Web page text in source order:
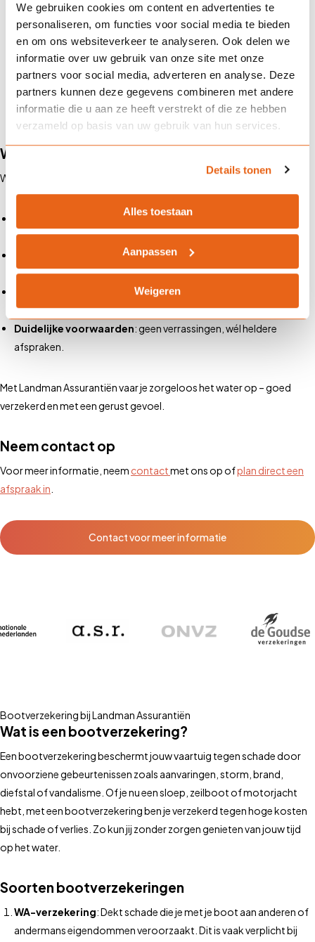
We gebruiken cookies om content en advertenties te
personaliseren, om functies voor social media te bieden
en om ons websiteverkeer te analyseren. Ook delen we
informatie over uw gebruik van onze site met onze
partners voor social media, adverteren en analyse. Deze
partners kunnen deze gegevens combineren met andere
informatie die u aan ze heeft verstrekt of die ze hebben
verzameld op basis van uw gebruik van hun services.
Details tonen
Alles toestaan
Aanpassen
Weigeren
Waarom is antifouling zo
belangrijk?
Waarom kiezen voor Landman?
Wat je van ons mag verwachten:
: wij vergelijken meerdere verzekeraars en
zoeken de beste voorwaarden en premie voor jou.
: vaste contactpersonen die jou en je boot
écht kennen.
Snelle schadeafhandeling: wij staan direct voor je klaar als er
iets gebeurt.
Duidelijke voorwaarden: geen verrassingen, wél heldere
afspraken.
Met Landman Assurantiën vaar je zorgeloos het water op – goed
verzekerd en met een gerust gevoel.
Neem contact op
Voor meer informatie, neem contactmet ons op ofplan direct een
afspraak in
Contact voor meer informatie
Bootverzekering bij Landman Assurantiën
Wat is een bootverzekering?
Een bootverzekering beschermt jouw vaartuig tegen schade door
onvoorziene gebeurtenissen zoals aanvaringen, storm, brand,
diefstal of vandalisme. Of je nu een sloep, zeilboot of motorjacht
hebt, met een bootverzekering ben je verzekerd tegen hoge kosten
bij schade of verlies. Zo kun jij zonder zorgen genieten van jouw tijd
op het water.
Soorten bootverzekeringen
WA-verzekering: Dekt schade die je met je boot aan anderen of
andermans eigendommen veroorzaakt. Dit is vaak verplicht bij